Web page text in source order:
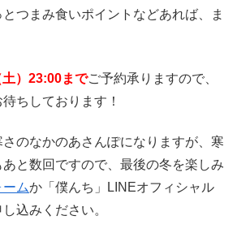
つまみ食いポイントなどあれば、ま
）23:00までご予約承りますので、
ちしております！
のなかのあさんぽになりますが、寒
と数回ですので、最後の冬を楽しみ
ムか「僕んち」LINEオフィシャル
込みください。